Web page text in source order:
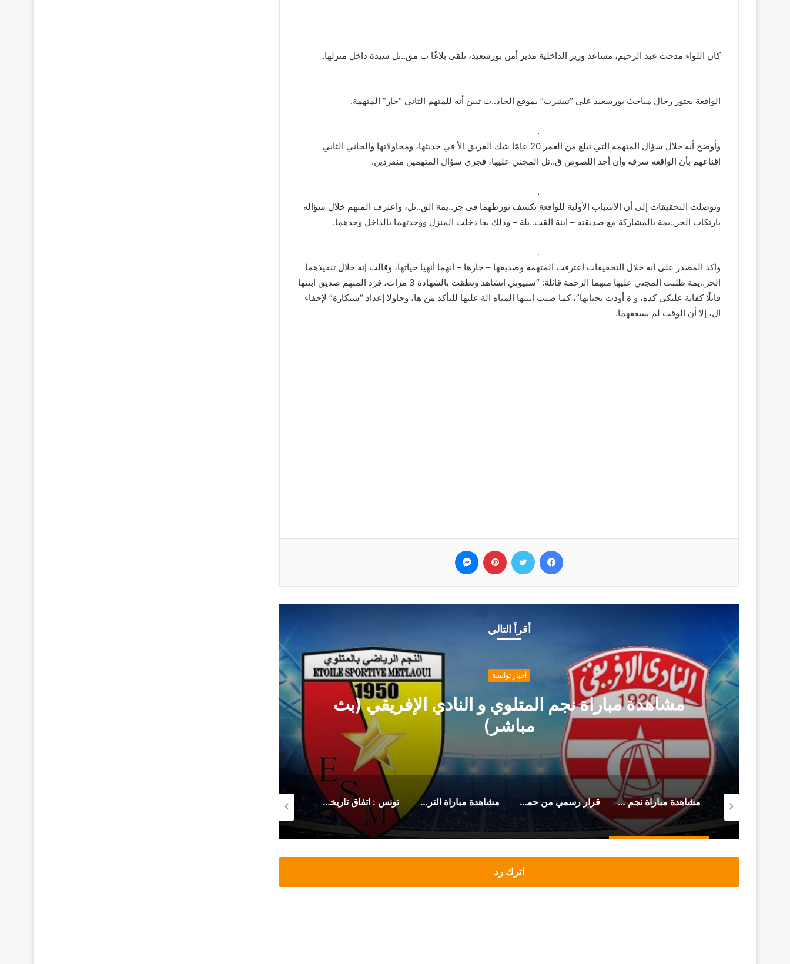
كان اللواء مدحت عبد الرحيم، مساعد وزير الداخلية مدير أمن بورسعيد، تلقى بلاغًا ب مق..تل سيدة داخل منزلها.
الواقعة بعثور رجال مباحث بورسعيد على “تيشرت” بموقع الحاد..ث تبين أنه للمتهم الثاني “جار” المتهمة.
­ ­ ­ ­ ­ ­ ­ ­ ­ ­ ­ ­ ­ ­ ­ ­ ­ ­ ­ ­ ­ ­ ­ ­ ­ ­ ­ ­ ­ ­ ­ ­ ­ ­ ­ ­ ­ ­ ­ ­ ­ ­ ­ ­ ­ ­ ­ ­ ­ ­ ­ ­ ­ ­ ­ ­ ­ ­ ­ ­ ­ ­ ­ ­ ­ ­ ­ ­ ­ ­ ­ ­ ­ ­ ­ ­ ­ .
وأوضح أنه خلال سؤال المتهمة التي تبلغ من العمر 20 عامًا شك الفريق الأ في حديثها، ومحاولاتها والجاني الثاني
إقناعهم بأن الواقعة سرقة وأن أحد اللصوص ق..تل المجني عليها، فجرى سؤال المتهمين منفردين.
­ ­ ­ ­ ­ ­ ­ ­ ­ ­ ­ ­ ­ ­ ­ ­ ­ ­ ­ ­ ­ ­ ­ ­ ­ ­ ­ ­ ­ ­ ­ ­ ­ ­ ­ ­ ­ ­ ­ ­ ­ ­ ­ ­ ­ ­ ­ ­ ­ ­ ­ ­ ­ ­ ­ ­ ­ ­ ­ ­ ­ ­ ­ ­ ­ ­ ­ ­ ­ ­ ­ ­ ­ ­ ­ ­ ­ .
وتوصلت التحقيقات إلى أن الأسباب الأولية للواقعة تكشف تورطهما في جر..يمة الق..تل، واعترف المتهم خلال سؤاله
بارتكاب الجر..يمة بالمشاركة مع صديقته – ابنة القت..يلة – وذلك بعا دخلت المنزل ووجدتهما بالداخل وحدهما.
­ ­ ­ ­ ­ ­ ­ ­ ­ ­ ­ ­ ­ ­ ­ ­ ­ ­ ­ ­ ­ ­ ­ ­ ­ ­ ­ ­ ­ ­ ­ ­ ­ ­ ­ ­ ­ ­ ­ ­ ­ ­ ­ ­ ­ ­ ­ ­ ­ ­ ­ ­ ­ ­ ­ ­ ­ ­ ­ ­ ­ ­ ­ ­ ­ ­ ­ ­ ­ ­ ­ ­ ­ ­ ­ ­ ­ .
وأكد المصدر على أنه خلال التحقيقات اعترفت المتهمة وصديقها – جارها – أنهما أنهيا حياتها، وقالت إنه خلال تنفيذهما
الجر..يمة طلبت المجني عليها منهما الرحمة قائلة: “سبيوني اتشاهد ونطقت بالشهادة 3 مرات، فرد المتهم صديق ابنتها
قائلًا كفاية عليكي كده، و ة أودت بحياتها”، كما صبت ابنتها المياه الة عليها للتأكد من ها، وحاولا إعداد “شيكارة” لإخفاء
ال، إلا أن الوقت لم يسعفهما.
فيسبوك تويتر بينتيريست
أقرأ التالي
أخبار توانسة
مشاهدة مباراة نجم المتلوي و النادي الإفريقي (بث
مباشر)
مشاهدة مباراة نجم المتلوي و النادي الإفريقي (بث مباشر) قرار رسمي من حمدي المدب بخصوص ماهر الكنزاري مشاهدة مباراة الترجي الرياضي صن داونز (بث مباشر) تونس : اتفاق تاريخي لزيادة أجور وتحسين منح هؤلاء
اترك رد